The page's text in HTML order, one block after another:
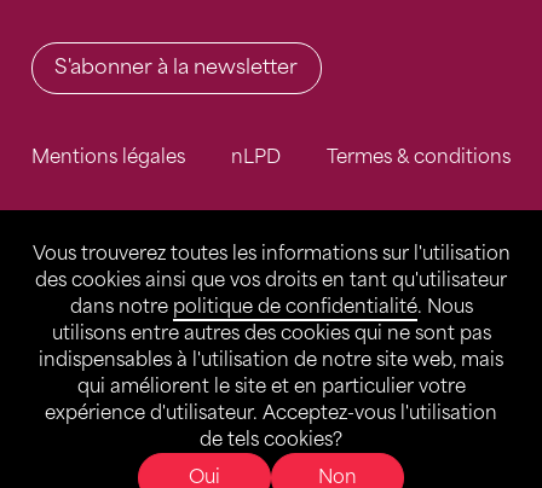
Vous trouverez toutes les informations sur l'utilisation
des cookies ainsi que vos droits en tant qu'utilisateur
dans notre politique de confidentialité. Nous
utilisons entre autres des cookies qui ne sont pas
indispensables à l'utilisation de notre site web, mais
qui améliorent le site et en particulier votre
expérience d'utilisateur. Acceptez-vous l'utilisation
de tels cookies?
Oui
Non
S'abonner à la newsletter
Mentions légales nLPD Termes & conditions